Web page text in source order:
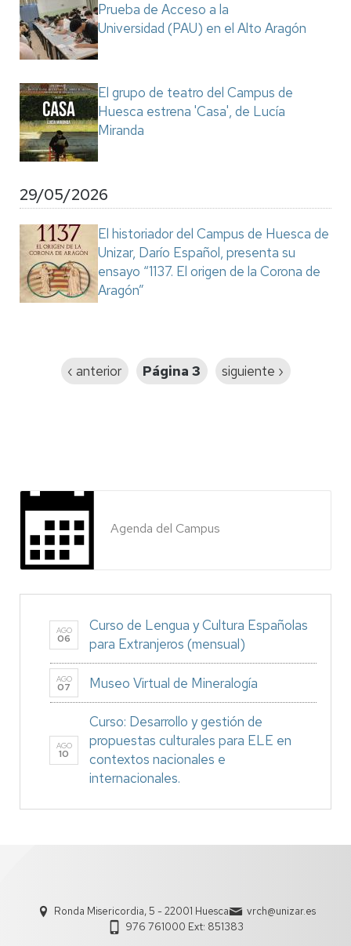
Prueba de Acceso a la
Universidad (PAU) en el Alto Aragón
El grupo de teatro del Campus de
Huesca estrena 'Casa', de Lucía
Miranda
29/05/2026
El historiador del Campus de Huesca de
Unizar, Darío Español, presenta su
ensayo “1137. El origen de la Corona de
Aragón”
Página
‹ anterior Página 3
Siguiente
siguiente ›
Agenda del Campus
AGO
06
Curso de Lengua y Cultura Españolas
para Extranjeros (mensual)
AGO
07 Museo Virtual de Mineralogía
AGO
10
Curso: Desarrollo y gestión de
propuestas culturales para ELE en
contextos nacionales e
internacionales.
Ronda Misericordia, 5 - 22001 Huesca
vrch@unizar.es
976 761000 Ext: 851383